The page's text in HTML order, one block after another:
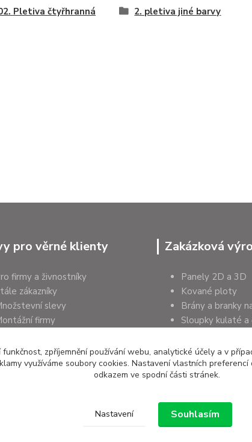
Pletiva čtyřhranná 2. pletiva jiné barvy
pro věrné klienty
firmy a živnostníky
zákazníky
slevy
firmy
Zakázková
Panely 2D a 3D
Kované ploty
Brány a branky
Sloupky kulaté a
funkčnost, zpříjemnění používání webu, analytické účely a v
využíváme soubory cookies. Nastavení vlastních
odkazem ve spodní části stránek.
Nastavení Souhlasím